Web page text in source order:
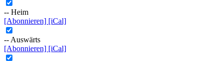
-- Heim
[Abonnieren] [iCal]
-- Auswärts
[Abonnieren] [iCal]